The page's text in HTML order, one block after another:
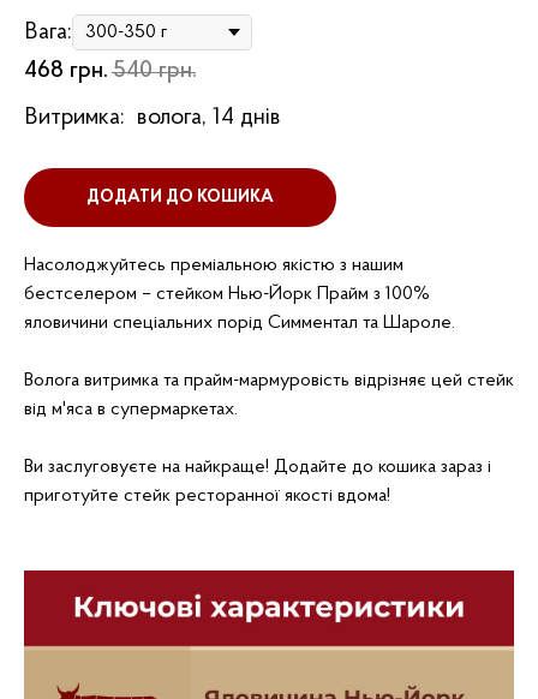
Вага:
468 грн. 540 грн.
Витримка: волога, 14 днів
ДОДАТИ ДО КОШИКА
Насолоджуйтесь преміальною якістю з нашим
бестселером – стейком Нью-Йорк Прайм з 100%
яловичини спеціальних порід Симментал та Шароле.
Волога витримка та прайм-мармуровість відрізняє цей стейк
від м'яса в супермаркетах.
Ви заслуговуєте на найкраще! Додайте до кошика зараз і
приготуйте стейк ресторанної якості вдома!